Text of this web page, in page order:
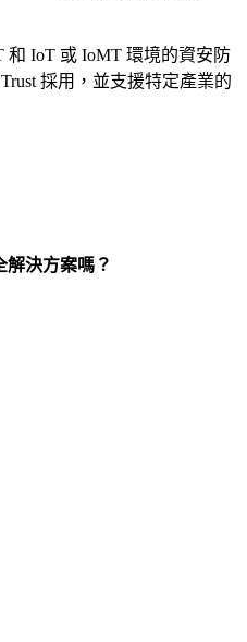
和 IoT 或 IoMT 環境的資安防
採用，並支援特定產業的
解決方案嗎？